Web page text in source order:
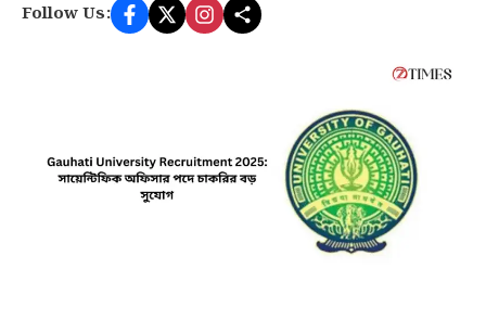
Follow Us: